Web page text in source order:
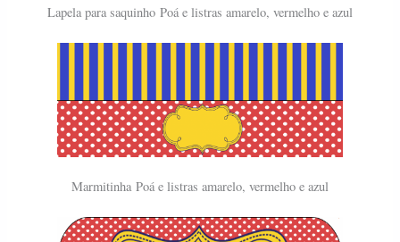
Lapela para saquinho Poá e listras amarelo, vermelho e azul
Marmitinha Poá e listras amarelo, vermelho e azul